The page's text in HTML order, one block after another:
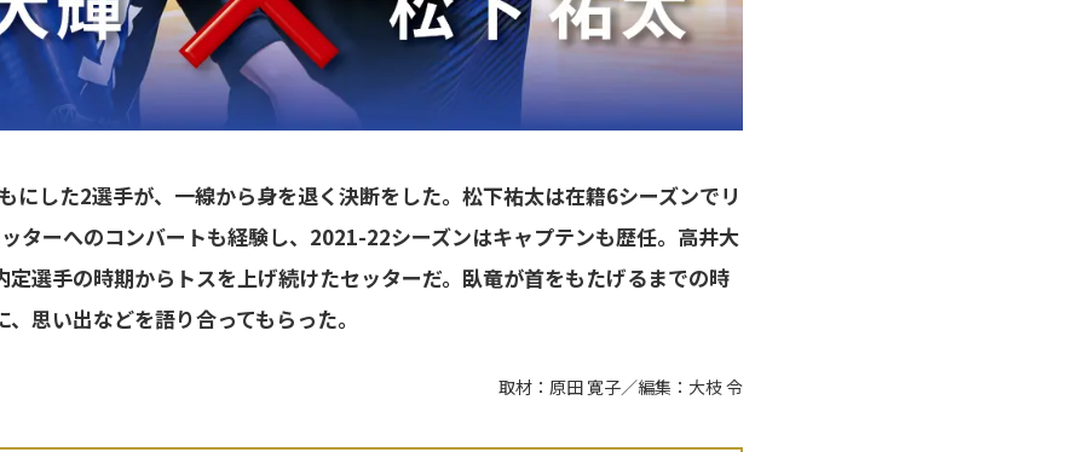
にした2選手が、一線から身を退く決断をした。松下祐太は在籍6シーズンでリ
ターへのコンバートも経験し、2021-22シーズンはキャプテンも歴任。高井大
定選手の時期からトスを上げ続けたセッターだ。臥竜が首をもたげるまでの時
思い出などを語り合ってもらった。
取材：原田 寛子／編集：大枝 令